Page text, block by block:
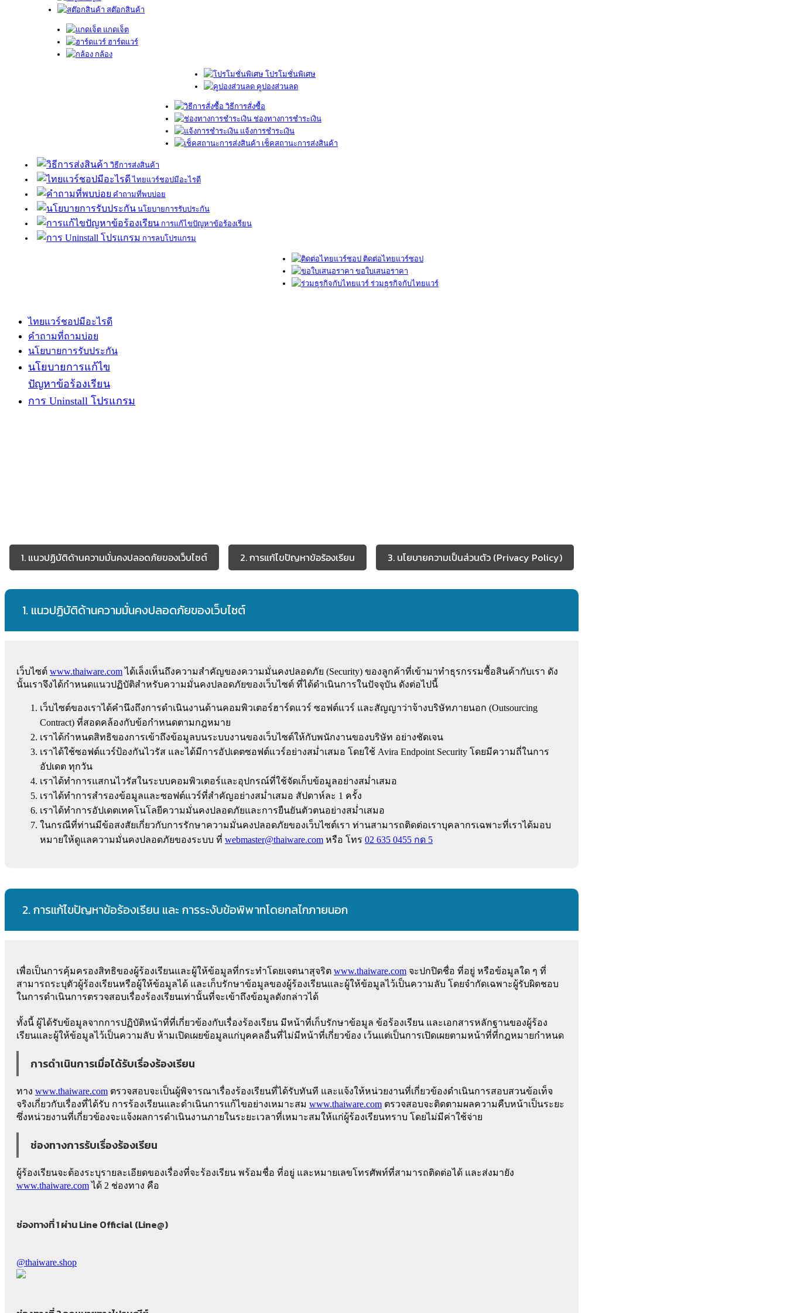
สต๊อกสินค้า
แกดเจ็ต
ฮาร์ดแวร์
กล้อง
โปรโมชั่นพิเศษ
คูปองส่วนลด
วิธีการสั่งซื้อ
ช่องทางการชำระเงิน
แจ้งการชำระเงิน
เช็คสถานะการส่งสินค้า
วิธีการส่งสินค้า
ไทยแวร์ชอปมีอะไรดี
คำถามที่พบบ่อย
นโยบายการรับประกัน
การแก้ไขปัญหาข้อร้องเรียน
การลบโปรแกรม
ติดต่อไทยแวร์ชอป
ขอใบเสนอราคา
ร่วมธุรกิจกับไทยแวร์
ไทยแวร์ชอปมีอะไรดี
คำถามที่ถามบ่อย
นโยบายการรับประกัน
นโยบายการแก้ไข
ปัญหาข้อร้องเรียน
การ Uninstall โปรแกรม
1. แนวปฏิบัติด้านความมั่นคงปลอดภัยของเว็บไซต์ 2. การแก้ไขปัญหาข้อร้องเรียน 3. นโยบายความเป็นส่วนตัว (Privacy Policy)
1. แนวปฏิบัติด้านความมั่นคงปลอดภัยของเว็บไซต์
เว็บไซต์ www.thaiware.comได้เล็งเห็นถึงความสำคัญของความมั่นคงปลอดภัย (Security) ของลูกค้าที่เข้ามาทำธุรกรรมซื้อสินค้ากับเรา ดัง
นั้นเราจึงได้กำหนดแนวปฏิบัติสำหรับความมั่นคงปลอดภัยของเว็บไซต์ ที่ได้ดำเนินการในปัจจุบัน ดังต่อไปนี้
เว็บไซต์ของเราได้คำนึงถึงการดำเนินงานด้านคอมพิวเตอร์ฮาร์ดแวร์ ซอฟต์แวร์ และสัญญาว่าจ้างบริษัทภายนอก (Outsourcing
Contract) ที่สอดคล้องกับข้อกำหนดตามกฎหมาย
เราได้กำหนดสิทธิของการเข้าถึงข้อมูลบนระบบงานของเว็บไซต์ให้กับพนักงานของบริษัท อย่างชัดเจน
เราได้ใช้ซอฟต์แวร์ป้องกันไวรัส และได้มีการอัปเดตซอฟต์แวร์อย่างสม่ำเสมอ โดยใช้ Avira Endpoint Security โดยมีความถี่ในการ
อัปเดต ทุกวัน
เราได้ทำการแสกนไวรัสในระบบคอมพิวเตอร์และอุปกรณ์ที่ใช้จัดเก็บข้อมูลอย่างสม่ำเสมอ
เราได้ทำการสำรองข้อมูลและซอฟต์แวร์ที่สำคัญอย่างสม่ำเสมอ สัปดาห์ละ 1 ครั้ง
เราได้ทำการอัปเดตเทคโนโลยีความมั่นคงปลอดภัยและการยืนยันตัวตนอย่างสม่ำเสมอ
ในกรณีที่ท่านมีข้อสงสัยเกี่ยวกับการรักษาความมั่นคงปลอดภัยของเว็บไซต์เรา ท่านสามารถติดต่อเราบุคลากรเฉพาะที่เราได้มอบ
หมายให้ดูแลความมั่นคงปลอดภัยของระบบ ที่ webmaster@thaiware.com หรือ โทร 02 635 0455 กด 5
2. การแก้ไขปัญหาข้อร้องเรียน และ การระงับข้อพิพาทโดยกลไกภายนอก
เพื่อเป็นการคุ้มครองสิทธิของผู้ร้องเรียนและผู้ให้ข้อมูลที่กระทำโดยเจตนาสุจริต www.thaiware.com จะปกปิดชื่อ ที่อยู่ หรือข้อมูลใด ๆ ที่
สามารถระบุตัวผู้ร้องเรียนหรือผู้ให้ข้อมูลได้ และเก็บรักษาข้อมูลของผู้ร้องเรียนและผู้ให้ข้อมูลไว้เป็นความลับ โดยจำกัดเฉพาะผู้รับผิดชอบ
ในการดำเนินการตรวจสอบเรื่องร้องเรียนเท่านั้นที่จะเข้าถึงข้อมูลดังกล่าวได้
ทั้งนี้ ผู้ได้รับข้อมูลจากการปฏิบัติหน้าที่ที่เกี่ยวข้องกับเรื่องร้องเรียน มีหน้าที่เก็บรักษาข้อมูล ข้อร้องเรียน และเอกสารหลักฐานของผู้ร้อง
เรียนและผู้ให้ข้อมูลไว้เป็นความลับ ห้ามเปิดเผยข้อมูลแก่บุคคลอื่นที่ไม่มีหน้าที่เกี่ยวข้อง เว้นแต่เป็นการเปิดเผยตามหน้าที่ที่กฎหมายกำหนด
การดำเนินการเมื่อได้รับเรื่องร้องเรียน
ทาง www.thaiware.com ตรวจสอบจะเป็นผู้พิจารณาเรื่องร้องเรียนที่ได้รับทันที และแจ้งให้หน่วยงานที่เกี่ยวข้องดำเนินการสอบสวนข้อเท็จ
จริงเกี่ยวกับเรื่องที่ได้รับ การร้องเรียนและดำเนินการแก้ไขอย่างเหมาะสม www.thaiware.com ตรวจสอบจะติดตามผลความคืบหน้าเป็นระยะ
ซึ่งหน่วยงานที่เกี่ยวข้องจะแจ้งผลการดำเนินงานภายในระยะเวลาที่เหมาะสมให้แก่ผู้ร้องเรียนทราบ โดยไม่มีค่าใช้จ่าย
ช่องทางการรับเรื่องร้องเรียน
ผู้ร้องเรียนจะต้องระบุรายละเอียดของเรื่องที่จะร้องเรียน พร้อมชื่อ ที่อยู่ และหมายเลขโทรศัพท์ที่สามารถติดต่อได้ และส่งมายัง
www.thaiware.comได้ 2 ช่องทาง คือ
ช่องทางที่ 1 ผ่าน Line Official (Line@)
@thaiware.shop